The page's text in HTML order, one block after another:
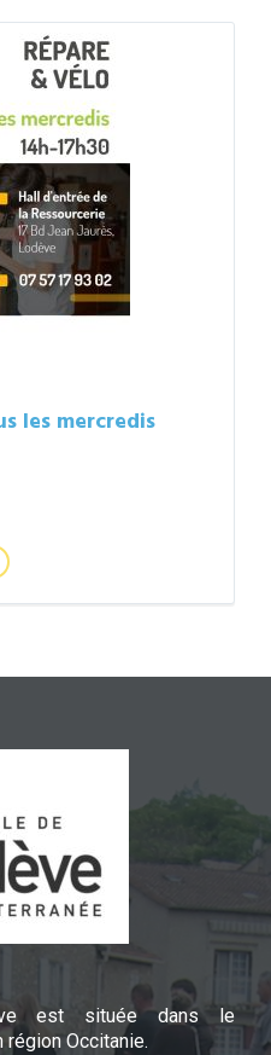
les mercredis
est située dans le
région Occitanie.